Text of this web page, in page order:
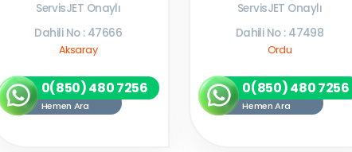
ServisJET Onaylı
Dahili No : 47666
Aksaray
0(850) 480 7256
Hemen Ara
ServisJET Onaylı
Dahili No : 47498
Ordu
0(850) 480 7256
Hemen Ara